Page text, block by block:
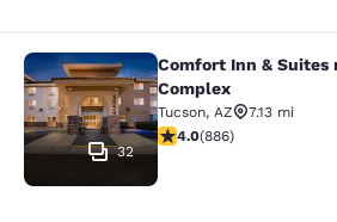
Comfort Inn & Suites
32
Comfort Inn & Suites
Complex
Tucson, AZ
7.13 mi
calificación de 4.05
4.0(886)